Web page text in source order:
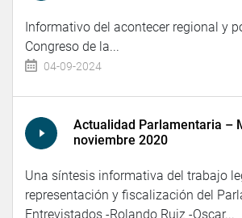
Informativo del acontecer regional y
Congreso de la...
04-09-2024
Actualidad Parlamentaria –
noviembre 2020
Una síntesis informativa del trabajo
representación y fiscalización del
Entrevistados -Rolando Ruiz -Oscar...